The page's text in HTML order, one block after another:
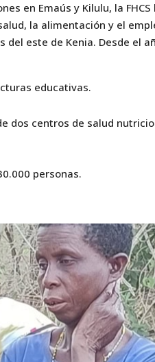
en Emaús y Kilulu, la FHCS
la alimentación y el
este de Kenia. Desde el
educativas.
dos centros de salud
personas.